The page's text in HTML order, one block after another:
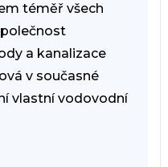
téměř všech
a kanalizace
v současné
vlastní vodovodní